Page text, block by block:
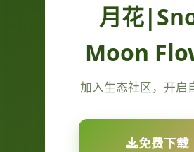
月花
Moon
加入生态社区，开启
免费下载